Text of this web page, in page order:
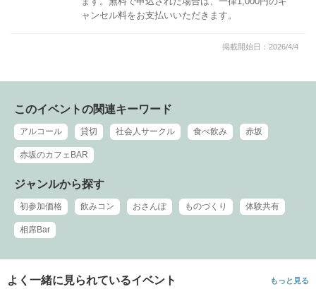
ャンセル料をお支払いいただきます。
掲載開始日：2026/4/4
このイベントの関連キーワード
アルコール 貸切 社会人サークル 食べ飲み 赤坂
赤坂のカフェBAR
ジャンルから探す
初参加価格 飲みコン おさんぽ ものづくり 体験共有
相席Bar
よく一緒に見られているイベント もっと見る